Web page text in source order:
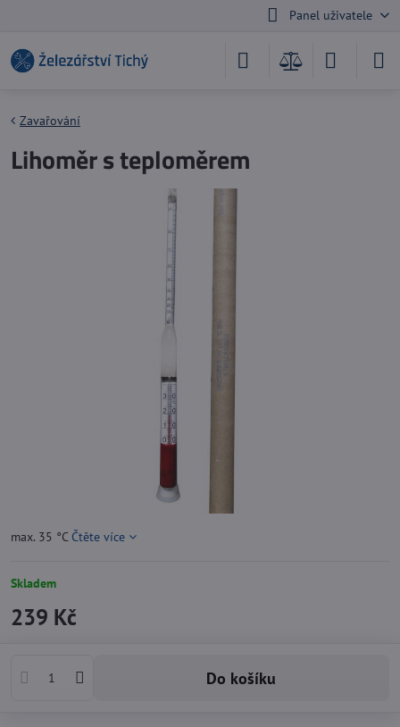
Panel uživatele
Zavařování
Lihoměr s teploměrem
max. 35 °C Čtěte více
Skladem
239 Kč
Do košíku